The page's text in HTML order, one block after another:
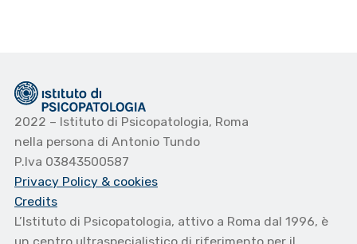
2022 – Istituto di Psicopatologia, Roma
nella persona di Antonio Tundo
P.Iva 03843500587
Privacy Policy & cookies
Credits
L’Istituto di Psicopatologia, attivo a Roma dal 1996, è